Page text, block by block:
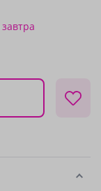
завтра